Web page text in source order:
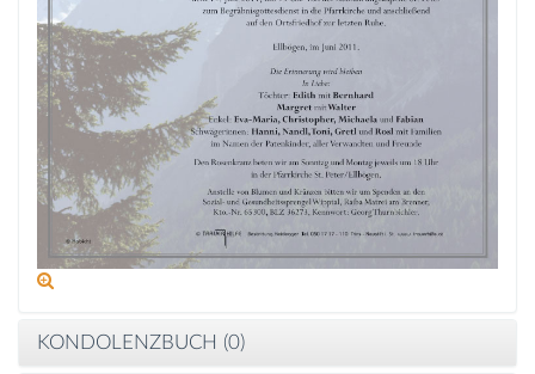
KONDOLENZBUCH (0)